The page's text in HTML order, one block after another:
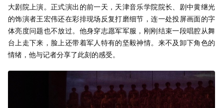
大剧院上演。正式演出的前一天，天津音乐学院院长、剧中黄继光
的饰演者王宏伟还在彩排现场反复打磨细节，连一处投屏画面的字
体亮度问题也不放过。他身穿志愿军军服，刚刚结束一段唱腔从舞
台上走下来，脸上还带着军人特有的坚毅神情。来不及卸下角色的
情绪，他与记者分享了此刻的感受。